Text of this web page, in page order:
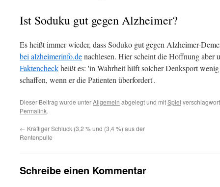
Ist Soduku gut gegen Alzheimer?
Es heißt immer wieder, dass Soduko gut gegen Alzheimer-
bei alzheimerinfo.denachlesen. Hier scheint die Hoffnung aber
Faktencheckheißt es: 'in Wahrheit hilft solcher Denksport
schaffen, wenn er die Patienten überfordert'.
Dieser Beitrag wurde unterAllgemein abgelegt und mitSpiel
Permalink.
← Kräftiger Schluck (3,2 % und (3,4 %) aus der
Rentenpulle
Schreibe einen Kommentar